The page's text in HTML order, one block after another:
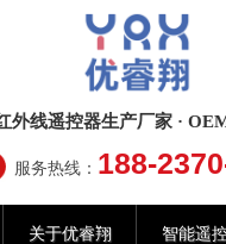
外线遥控器生产厂家 ·
服务热线： 188-
关于优睿翔 智能遥